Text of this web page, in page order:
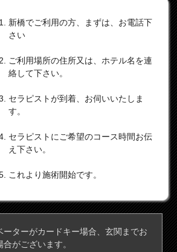
新橋でご利用の方、まずは、お電話下
さい
ご利用場所の住所又は、ホテル名を連
絡して下さい。
セラピストが到着、お伺いいたしま
す。
セラピストにご希望のコース時間お伝
え下さい。
これより施術開始です。
ーターがカードキー場合、玄関までお
がございます。